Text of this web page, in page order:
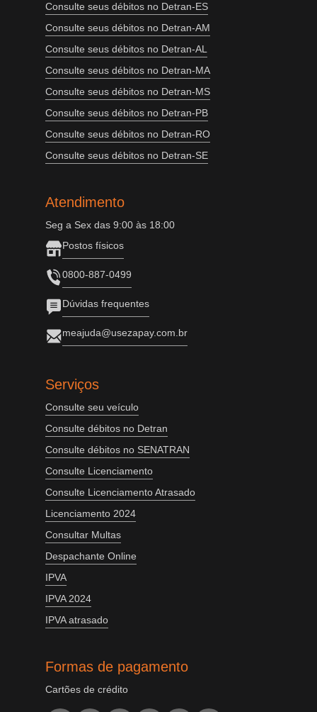
Consulte seus débitos no Detran-ES
Consulte seus débitos no Detran-AM
Consulte seus débitos no Detran-AL
Consulte seus débitos no Detran-MA
Consulte seus débitos no Detran-MS
Consulte seus débitos no Detran-PB
Consulte seus débitos no Detran-RO
Consulte seus débitos no Detran-SE
Atendimento
Seg a Sex das 9:00 às 18:00
Postos físicos
0800-887-0499
Dúvidas frequentes
meajuda@usezapay.com.br
Serviços
Consulte seu veículo
Consulte débitos no Detran
Consulte débitos no SENATRAN
Consulte Licenciamento
Consulte Licenciamento Atrasado
Licenciamento 2024
Consultar Multas
Despachante Online
IPVA
IPVA 2024
IPVA atrasado
Formas de pagamento
Cartões de crédito